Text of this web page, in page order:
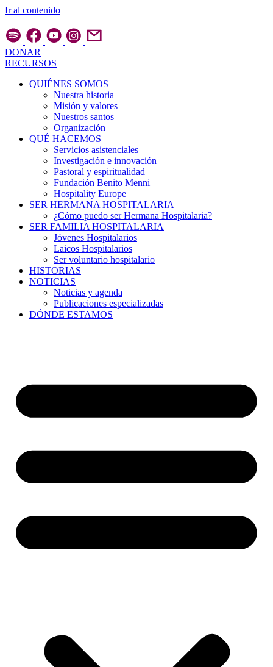
Ir al contenido
DONAR
RECURSOS
QUIÉNES SOMOS
Nuestra historia
Misión y valores
Nuestros santos
Organización
QUÉ HACEMOS
Servicios asistenciales
Investigación e innovación
Pastoral y espiritualidad
Fundación Benito Menni
Hospitality Europe
SER HERMANA HOSPITALARIA
¿Cómo puedo ser Hermana Hospitalaria?
SER FAMILIA HOSPITALARIA
Jóvenes Hospitalarios
Laicos Hospitalarios
Ser voluntario hospitalario
HISTORIAS
NOTICIAS
Noticias y agenda
Publicaciones especializadas
DÓNDE ESTAMOS